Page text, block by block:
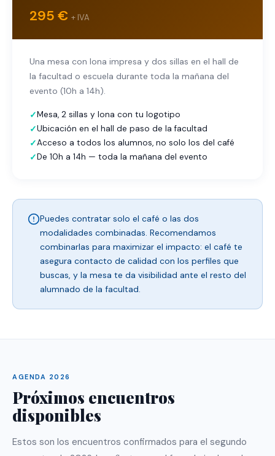
295 € + IVA
Una mesa con lona impresa y dos sillas en el hall de
la facultad o escuela durante toda la mañana del
evento (10h a 14h).
Mesa, 2 sillas y lona con tu logotipo
Ubicación en el hall de paso de la facultad
Acceso a todos los alumnos, no solo los del café
De 10h a 14h — toda la mañana del evento
Puedes contratar solo el café o las dos
modalidades combinadas. Recomendamos
combinarlas para maximizar el impacto: el café te
asegura contacto de calidad con los perfiles que
buscas, y la mesa te da visibilidad ante el resto del
alumnado de la facultad.
AGENDA 2026
Próximos encuentros
disponibles
Estos son los encuentros confirmados para el segundo